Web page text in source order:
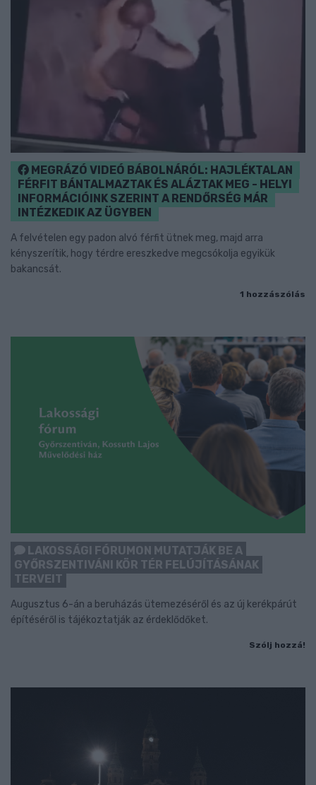
MEGRÁZÓ VIDEÓ BÁBOLNÁRÓL: HAJLÉKTALAN
FÉRFIT BÁNTALMAZTAK ÉS ALÁZTAK MEG - HELYI
INFORMÁCIÓINK SZERINT A RENDŐRSÉG MÁR
INTÉZKEDIK AZ ÜGYBEN
A felvételen egy padon alvó férfit ütnek meg, majd arra
kényszerítik, hogy térdre ereszkedve megcsókolja egyikük
bakancsát.
1 hozzászólás
LAKOSSÁGI FÓRUMON MUTATJÁK BE A
GYŐRSZENTIVÁNI KÖR TÉR FELÚJÍTÁSÁNAK
TERVEIT
Augusztus 6-án a beruházás ütemezéséről és az új kerékpárút
építéséről is tájékoztatják az érdeklődőket.
Szólj hozzá!